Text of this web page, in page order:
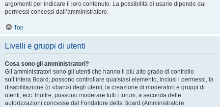
argomenti per indicare il loro contenuto. La possibilità di usarle dipende dai
permessi concessi dall’amministratore.
Top
Livelli e gruppi di utenti
Cosa sono gli amministratori?
Gli amministratori sono gli utenti che hanno il più alto grado di controllo
sull’intera Board; possono controllare qualsiasi elemento, inclusi i permessi, la
disabilitazione (o «ban») degli utenti, la creazione di moderatori e gruppi di
utenti, ecc. Inoltre, possono moderare tutti i forum, a seconda delle
autorizzazioni concesse dal Fondatore della Board (Amministratore